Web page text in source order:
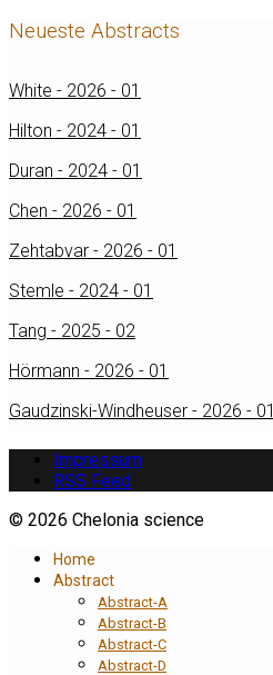
Neueste Abstracts
White - 2026 - 01
Hilton - 2024 - 01
Duran - 2024 - 01
Chen - 2026 - 01
Zehtabvar - 2026 - 01
Stemle - 2024 - 01
Tang - 2025 - 02
Hörmann - 2026 - 01
Gaudzinski-Windheuser - 2026 - 01
Impressum
RSS Feed
© 2026 Chelonia science
Home
Abstract
Abstract-A
Abstract-B
Abstract-C
Abstract-D